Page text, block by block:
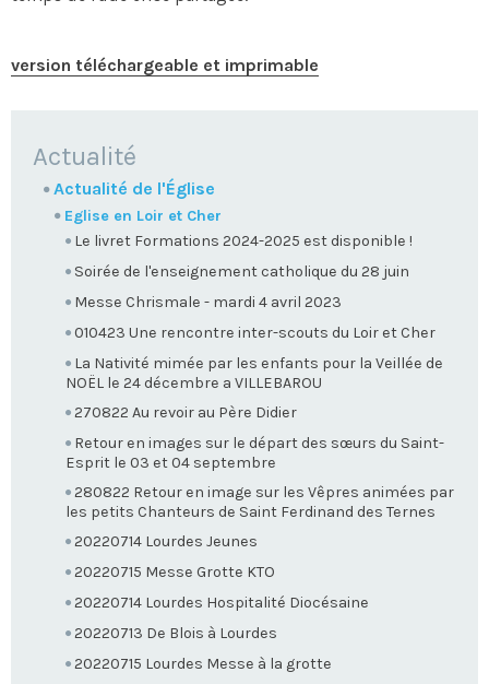
version téléchargeable et imprimable
NAVIGATION
Actualité
Actualité de l'Église
Eglise en Loir et Cher
Le livret Formations 2024-2025 est disponible !
Soirée de l'enseignement catholique du 28 juin
Messe Chrismale - mardi 4 avril 2023
010423 Une rencontre inter-scouts du Loir et Cher
La Nativité mimée par les enfants pour la Veillée de
NOËL le 24 décembre a VILLEBAROU
270822 Au revoir au Père Didier
Retour en images sur le départ des sœurs du Saint-
Esprit le 03 et 04 septembre
280822 Retour en image sur les Vêpres animées par
les petits Chanteurs de Saint Ferdinand des Ternes
20220714 Lourdes Jeunes
20220715 Messe Grotte KTO
20220714 Lourdes Hospitalité Diocésaine
20220713 De Blois à Lourdes
20220715 Lourdes Messe à la grotte